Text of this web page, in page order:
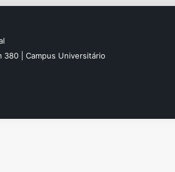
380 | Campus Universitário